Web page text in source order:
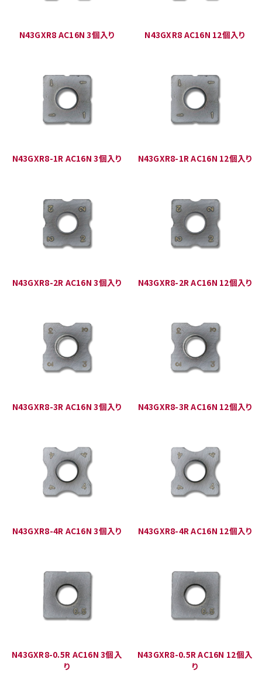
N43GXR8 AC16N 3個入り N43GXR8 AC16N 12個入り
N43GXR8-1R AC16N 3個入り N43GXR8-1R AC16N 12個入り
N43GXR8-2R AC16N 3個入り N43GXR8-2R AC16N 12個入り
N43GXR8-3R AC16N 3個入り N43GXR8-3R AC16N 12個入り
N43GXR8-4R AC16N 3個入り N43GXR8-4R AC16N 12個入り
N43GXR8-0.5R AC16N 3個入
り
N43GXR8-0.5R AC16N 12個入
り